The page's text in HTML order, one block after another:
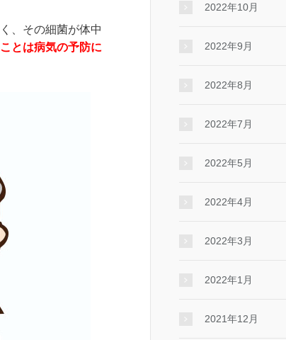
、その細菌が体中
とは病気の予防に
2022年10月
2022年9月
2022年8月
2022年7月
2022年5月
2022年4月
2022年3月
2022年1月
2021年12月